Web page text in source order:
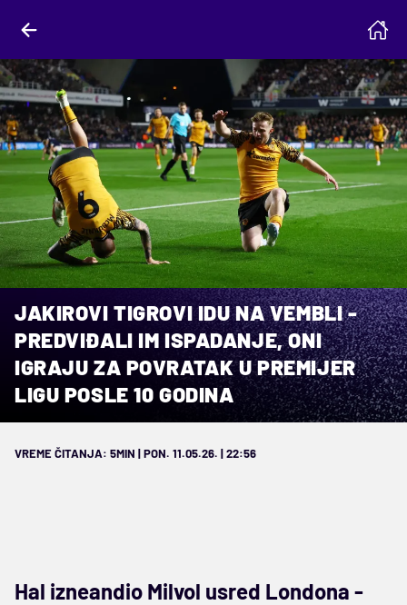
JAKIROVI TIGROVI IDU NA VEMBLI -
PREDVIĐALI IM ISPADANJE, ONI
IGRAJU ZA POVRATAK U PREMIJER
LIGU POSLE 10 GODINA
VREME ČITANJA: 5MIN | PON. 11.05.26. | 22:56
Hal izneandio Milvol usred Londona -